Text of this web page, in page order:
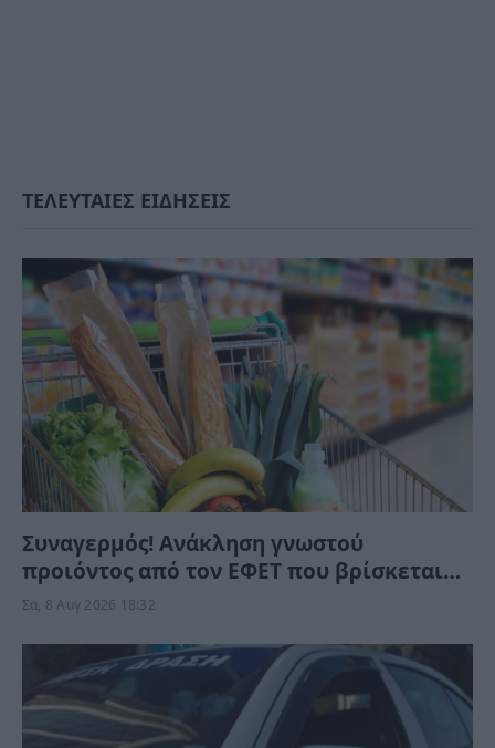
ΤΕΛΕΥΤΑΙΕΣ ΕΙΔΗΣΕΙΣ
Συναγερμός! Ανάκληση γνωστού
προιόντος από τον ΕΦΕΤ που βρίσκεται
στα ράφια των σούπερ μάρκετ – Μην το
Σα, 8 Αυγ 2026 18:32